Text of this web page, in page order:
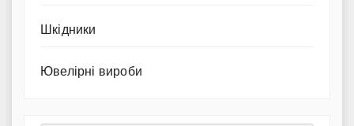
Шкідники
Ювелірні вироби